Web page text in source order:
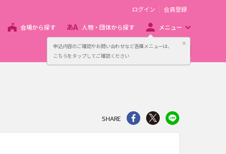
申込内容のご確認やお問い合わせなど各種メニューは、
こちらをタップしてご確認ください
閉じる
ログイン 会員登録
会場から探す 人物・団体から探す メニュー
主催者向け販売サービス
SHARE
シェア Twitter